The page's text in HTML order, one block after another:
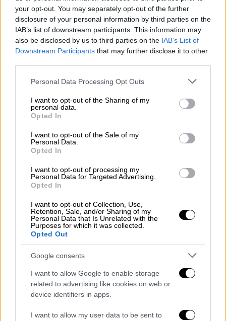
your opt-out. You may separately opt-out of the further
disclosure of your personal information by third parties on the
IAB’s list of downstream participants. This information may
also be disclosed by us to third parties on the IAB’s List of
Downstream Participants that may further disclose it to other
Please note that this website/app uses one or more Google
not limited to your visit or usage behaviour. You may click to
grant or deny consent to Google and its third-party tags to
use your data for below specified purposes in below Google
consent section.
Personal Data Processing Opt Outs
I want to opt-out of the Sharing of my
personal data.
Opted In
I want to opt-out of the Sale of my
Personal Data.
Opted In
I want to opt-out of processing my
Personal Data for Targeted Advertising.
Opted In
I want to opt-out of Collection, Use,
Retention, Sale, and/or Sharing of my
Personal Data that Is Unrelated with the
Purposes for which it was collected.
Opted Out
Google consents
I want to allow Google to enable storage
related to advertising like cookies on web or
device identifiers in apps.
I want to allow my user data to be sent to
Τηλεόραση|03.08.2025 11:10
Χριστίνα Βραχάλη: Αποχαιρέτησε το
OPEN έπειτα από οκτώ χρόνια - Η
ανάρτηση στα social media
Η επίσημη ανακοίνωση
Η πρωινή ζώνη του Σαββατοκύριακου στην
ΕΡΤ1 αποδείχθηκε ιδιαίτερα αγαπητή στο
κοινό, με το δίδυμο των παρουσιαστών να
φέρνει έναν φρέσκο αέρα ενημέρωσης και
ψυχαγωγίας. Έτσι, από τον Σεπτέμβριο, η
εκπομπή επανέρχεται δυναμικά με νέα
φαίνεται – χιούμορ.
Χαρακτηριστικό είναι το νέο trailer της
εκπομπής που κυκλοφόρησε στα social
media της ΕΡΤ:Οι δύο παρουσιαστές
«τραβούν κουπί» – στην κυριολεξία – πάνω
σε έναν φουσκωτό μονόκερο, σε μια
χιουμοριστική μεταφορά για την πλοήγηση
μέσα στον… ωκεανό της καθημερινότητας.